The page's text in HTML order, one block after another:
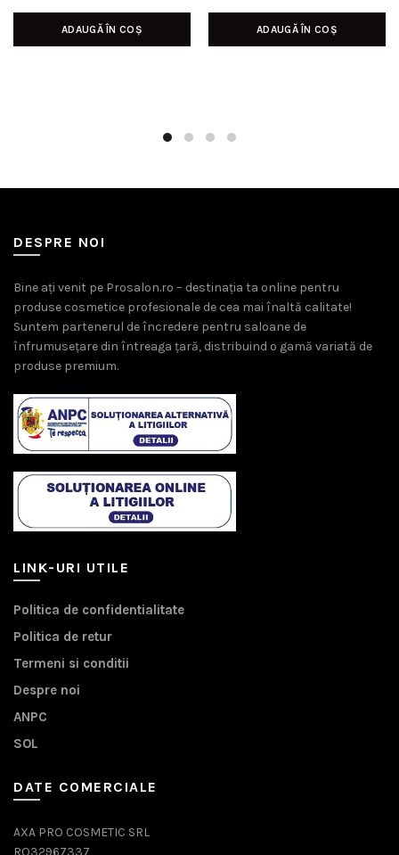
inițial
a
curent
ADAUGĂ ÎN COȘ
inițial
a
curent
ADAUGĂ ÎN COȘ
DESPRE NOI
Bine ați venit pe Prosalon.ro – destinația ta online pentru
produse cosmetice profesionale de cea mai înaltă calitate!
Suntem partenerul de încredere pentru saloane de
înfrumusețare din întreaga țară, distribuind o gamă variată de
produse premium.
LINK-URI UTILE
Politica de confidentialitate
Politica de retur
Termeni si conditii
Despre noi
ANPC
SOL
DATE COMERCIALE
AXA PRO COSMETIC SRL
RO32967337